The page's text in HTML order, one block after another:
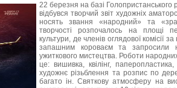
22 березня на базі Голопристанського
відбувся творчий звіт художніх
носять звання «народний» та
творчості розпочалось на площі
культури, де членів оглядової комісії
запашним короваєм та запросили
ужиткового мистецтва. Роботи народних
це: вишивка, квілінг,
художнє різьблення та розпис по
багато ін. Святкову атмосферу на